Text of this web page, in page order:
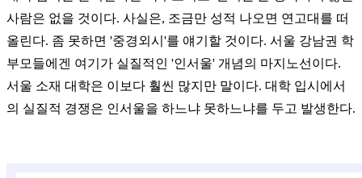
사람은 없을 것이다. 사실은, 조금만 성적 나오면 연고대를 떠
올린다. 좀 못하면 '중경외시'를 얘기할 것이다. 서울 강남권 학
부모들에겐 여기가 실질적인 '인서울' 개념의 마지노선이다.
서울 소재 대학은 이보다 훨씬 많지만 말이다. 대학 입시에서
의 실질적 경쟁은 인서울을 하느냐 못하느냐를 두고 발생한다.